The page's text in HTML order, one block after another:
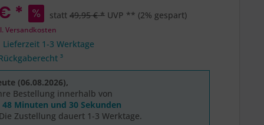
* statt49,95 € * UVP ** (2% gespart)
Versandkosten
1-3 Werktage
³
(06.08.2026),
Bestellung innerhalb von
Minuten und 30 Sekunden
Zustellung dauert 1-3 Werktage.